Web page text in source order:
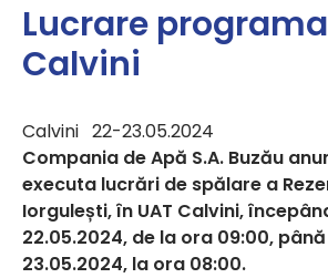
Lucrare
Calvini
Calvini 22-23.05.2024
Compania de Apă S.A. Buzău
executa lucrări de spălare a
Iorgulești, în UAT Calvini,
22.05.2024, de la ora 09:00,
23.05.2024, la ora 08:00.